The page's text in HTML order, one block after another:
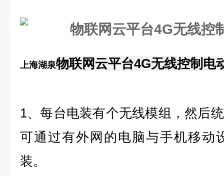
上海湖泉物联网云平台4G无线控制电
1、每台电装有个无线模组，然后
可通过有外网的电脑与手机移动
装。